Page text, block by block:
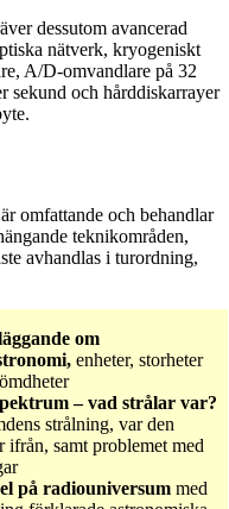
dessutom avancerad
nätverk, kryogeniskt
A/D-omvandlare på 32
sekund och hårddiskarrayer
omfattande och behandlar
teknikområden,
avhandlas i turordning,
om
enheter, storheter
– vad strålar var?
strålning, var den
ifrån, samt problemet med
på radiouniversum med